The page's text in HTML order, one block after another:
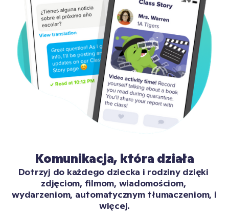
Komunikacja, która działa
Dotrzyj do każdego dziecka i rodziny dzięki
zdjęciom, filmom, wiadomościom,
wydarzeniom, automatycznym tłumaczeniom, i
więcej.